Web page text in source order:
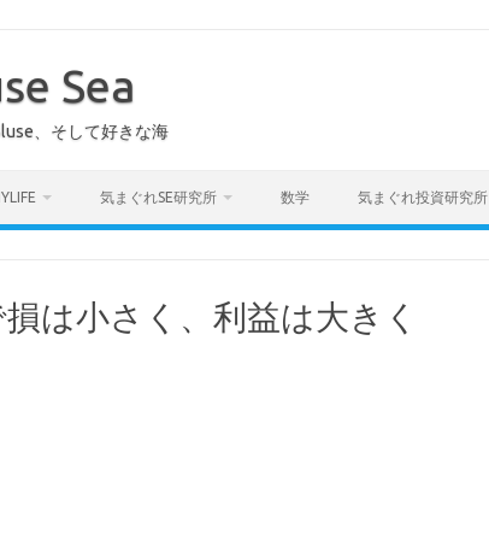
Sea
、そして好きな海
気まぐれSE研究所 数学 気まぐれ投資研究所
は小さく、利益は大きく